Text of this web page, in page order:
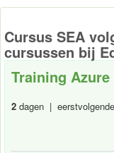
CONTACT
Cursus SEA
cursussen bij
Training Azure
2 dagen |